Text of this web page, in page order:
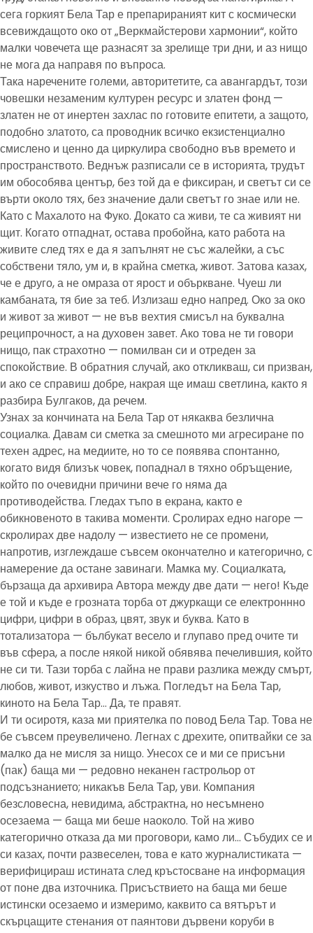
сега горкият Бела Тар е препарираният кит с космически
всевиждащото око от „Веркмайстерови хармонии“, който
малки човечета ще разнасят за зрелище три дни, и аз нищо
не мога да направя по въпроса.
Така наречените големи, авторитетите, са авангардът, този
човешки незаменим културен ресурс и златен фонд —
златен не от инертен захлас по готовите епитети, а защото,
подобно златото, са проводник всичко екзистенциално
смислено и ценно да циркулира свободно във времето и
пространството. Веднъж разписали се в историята, трудът
им обособява център, без той да е фиксиран, и светът си се
върти около тях, без значение дали светът го знае или не.
Като с Махалото на Фуко. Докато са живи, те са живият ни
щит. Когато отпаднат, остава пробойна, като работа на
живите след тях е да я запълнят не със жалейки, а със
собствени тяло, ум и, в крайна сметка, живот. Затова казах,
че е друго, а не омраза от ярост и объркване. Чуеш ли
камбаната, тя бие за теб. Излизаш едно напред. Око за око
и живот за живот — не във вехтия смисъл на буквална
реципрочност, а на духовен завет. Ако това не ти говори
нищо, пак страхотно — помилван си и отреден за
спокойствие. В обратния случай, ако откликваш, си призван,
и ако се справиш добре, накрая ще имаш светлина, както я
разбира Булгаков, да речем.
Узнах за кончината на Бела Тар от някаква безлична
социалка. Давам си сметка за смешното ми агресиране по
техен адрес, на медиите, но то се появява спонтанно,
когато видя близък човек, попаднал в тяхно обръщение,
който по очевидни причини вече го няма да
противодейства. Гледах тъпо в екрана, както е
обикновеното в такива моменти. Сролирах едно нагоре —
скролирах две надолу — известието не се промени,
напротив, изглеждаше съвсем окончателно и категорично, с
намерение да остане завинаги. Мамка му. Социалката,
бързаща да архивира Автора между две дати — него! Къде
е той и къде е грозната торба от джуркащи се електроннно
цифри, цифри в образ, цвят, звук и буква. Като в
тотализатора — бълбукат весело и глупаво пред очите ти
във сфера, а после някой никой обявява печелившия, който
не си ти. Тази торба с лайна не прави разлика между смърт,
любов, живот, изкуство и лъжа. Погледът на Бела Тар,
киното на Бела Тар… Да, те правят.
И ти осиротя, каза ми приятелка по повод Бела Тар. Това не
бе съвсем преувеличено. Легнах с дрехите, опитвайки се за
малко да не мисля за нищо. Унесох се и ми се присъни
(пак) баща ми — редовно неканен гастрольор от
подсъзнанието; никакъв Бела Тар, уви. Компания
безсловесна, невидима, абстрактна, но несъмнено
осезаема — баща ми беше наоколо. Той на живо
категорично отказа да ми проговори, камо ли… Събудих се и
си казах, почти развеселен, това е като журналистиката —
верифицираш истината след кръстосване на информация
от поне два източника. Присъствието на баща ми беше
истински осезаемо и измеримо, каквито са вятърът и
скърцащите стенания от паянтови дървени коруби в